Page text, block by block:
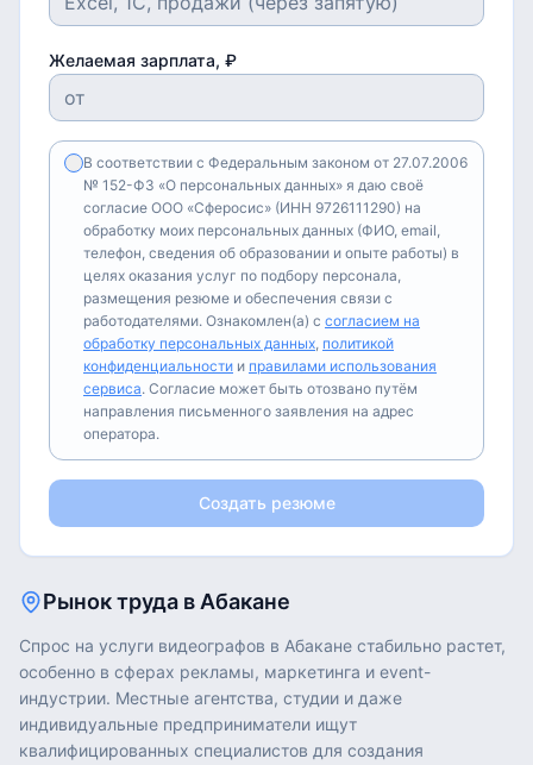
Желаемая зарплата, ₽
В соответствии с Федеральным законом от 27.07.2006
№ 152-ФЗ «О персональных данных» я даю своё
согласие ООО «Сферосис» (ИНН 9726111290) на
обработку моих персональных данных (ФИО, email,
телефон, сведения об образовании и опыте работы) в
целях оказания услуг по подбору персонала,
размещения резюме и обеспечения связи с
работодателями. Ознакомлен(а) с согласием на
обработку персональных данных, политикой
конфиденциальности и правилами использования
сервиса. Согласие может быть отозвано путём
направления письменного заявления на адрес
оператора.
Создать резюме
Рынок труда в Абакане
Спрос на услуги видеографов в Абакане стабильно растет,
особенно в сферах рекламы, маркетинга и event-
индустрии. Местные агентства, студии и даже
индивидуальные предприниматели ищут
квалифицированных специалистов для создания